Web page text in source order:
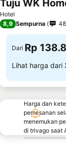
Hotel
Tuju WK
8,9 Sempurna
Dari Rp
Lihat harga dari
Harga dan
pemesanan
menemukan
di trivago saat